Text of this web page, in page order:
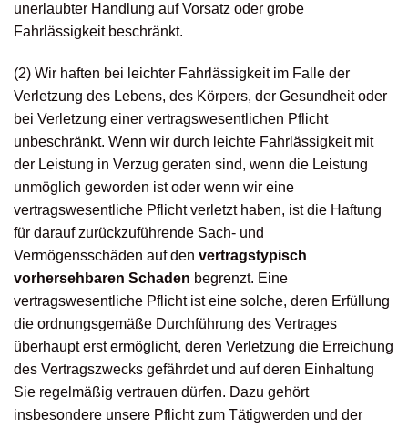
unerlaubter Handlung auf Vorsatz oder grobe
Fahrlässigkeit beschränkt.
(2) Wir haften bei leichter Fahrlässigkeit im Falle der
Verletzung des Lebens, des Körpers, der Gesundheit oder
bei Verletzung einer vertragswesentlichen Pflicht
unbeschränkt. Wenn wir durch leichte Fahrlässigkeit mit
der Leistung in Verzug geraten sind, wenn die Leistung
unmöglich geworden ist oder wenn wir eine
vertragswesentliche Pflicht verletzt haben, ist die Haftung
für darauf zurückzuführende Sach- und
Vermögensschäden auf den vertragstypisch
vorhersehbaren Schaden begrenzt. Eine
vertragswesentliche Pflicht ist eine solche, deren Erfüllung
die ordnungsgemäße Durchführung des Vertrages
überhaupt erst ermöglicht, deren Verletzung die Erreichung
des Vertragszwecks gefährdet und auf deren Einhaltung
Sie regelmäßig vertrauen dürfen. Dazu gehört
insbesondere unsere Pflicht zum Tätigwerden und der